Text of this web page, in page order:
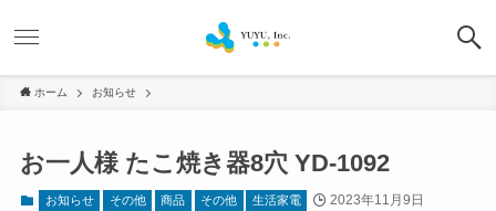
ホーム お知らせ
お一人様 たこ焼き器8穴 YD-1092
お知らせ その他 商品 その他 生活家電 2023年11月9日